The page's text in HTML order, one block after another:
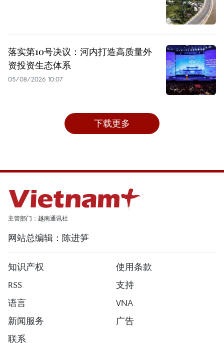
落实第10号决议：河内打造高质量外
资投资生态体系
05/08/2026 10:07
下载更多
主管部门：越南通讯社
网站总编辑：陈进笋
知识产权
使用条款
RSS
支持
语言
VNA
新闻服务
广告
联系